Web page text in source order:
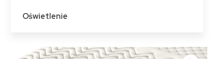
Oświetlenie